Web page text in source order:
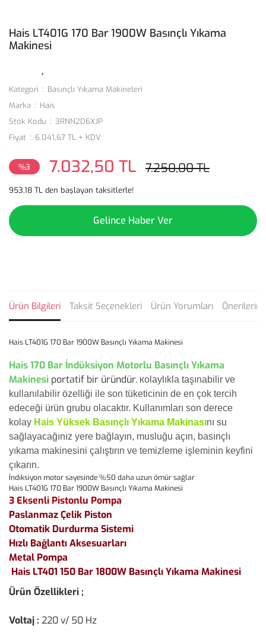
Hais LT401G 170 Bar 1900W Basınçlı Yıkama
Makinesi
Kategori
Basınçlı Yıkama Makineleri
Marka
Hais
Stok Kodu
3RNN2D6XJP
Fiyat
6.041,67 TL + KDV
%3 7.032,50 TL 7.250,00 TL
953,18 TL den başlayan taksitlerle!
Gelince Haber Ver
Ürün Bilgileri Taksit Seçenekleri Ürün Yorumları
Hais LT401G 170 Bar 1900W Basınçlı Yıkama Makinesi
Hais 170 Bar İndüksiyon Motorlu Basınçlı Yıkama
Makinesi portatif bir üründür. Kolaylıkla taşınabilir ve
kullanılabilir özelliği ile son tüketicinin de en çok tercih
edeceği ürün grubu olacaktır. Kullanımları son derece
kolay Hais Yüksek Basınçlı Yıkama Makinasını su
sağlayacağınız yere bağlayın, musluğu açın, basınçlı
yıkama makinesini çalıştırın ve temizleme işleminin keyfini
çıkarın.
İndiksiyon motor sayesinde %50 daha uzun ömür sağlar
Hais LT401G 170 Bar 1900W Basınçlı Yıkama Makinesi
3 Eksenli Pistonlu Pompa
Paslanmaz Çelik Piston
Otomatik Durdurma Sistemi
Hızlı Bağlantı Aksesuarları
Metal Pompa
Hais LT401 150 Bar 1800W Basınçlı Yıkama Makinesi
Ürün Özellikleri ;
Voltaj : 220 v/ 50 Hz